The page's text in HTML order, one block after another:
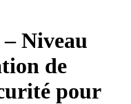
Niveau
de
pour